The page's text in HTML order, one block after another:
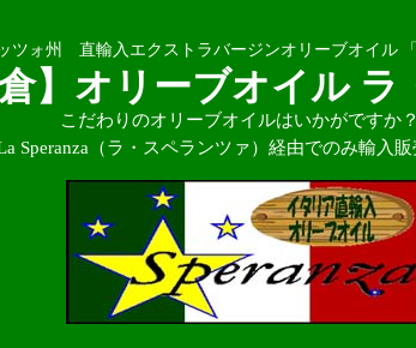
ツォ州 直輸入エクストラバージンオリーブオイル
倉】オリーブオイル
こだわりのオリーブオイルはいかがですか？
Speranza（ラ・スペランツァ）経由でのみ輸入販